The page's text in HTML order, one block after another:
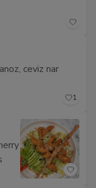
ceviz nar
1